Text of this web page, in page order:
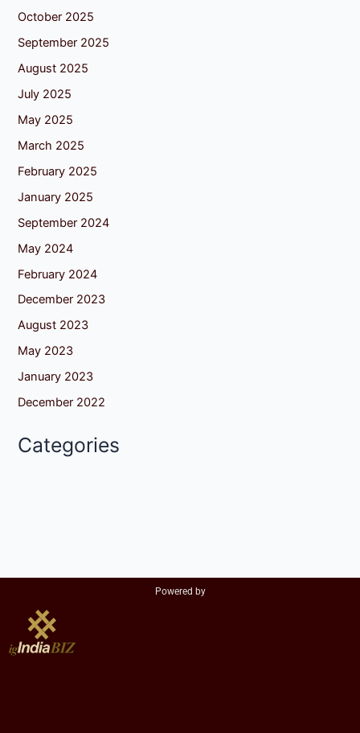
October 2025
September 2025
August 2025
July 2025
May 2025
March 2025
February 2025
January 2025
September 2024
May 2024
February 2024
December 2023
August 2023
May 2023
January 2023
December 2022
Categories
Powered by